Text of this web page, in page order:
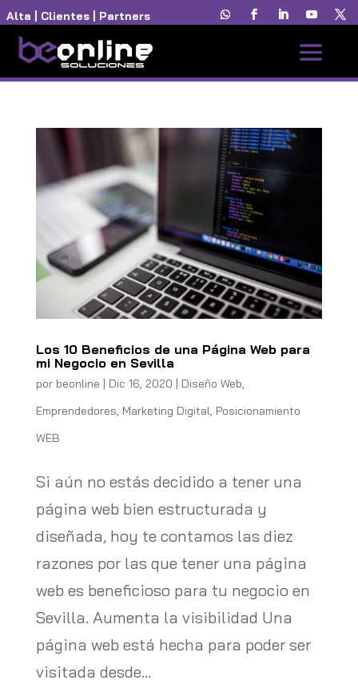
Alta Clientes Partners
Los 10 Beneficios de una Página Web para
mi Negocio en Sevilla
por beonline | Dic 16, 2020 | Diseño Web,
Emprendedores, Marketing Digital, Posicionamiento
WEB
Si aún no estás decidido a tener una
página web bien estructurada y
diseñada, hoy te contamos las diez
razones por las que tener una página
web es beneficioso para tu negocio en
Sevilla. Aumenta la visibilidad Una
página web está hecha para poder ser
visitada desde...